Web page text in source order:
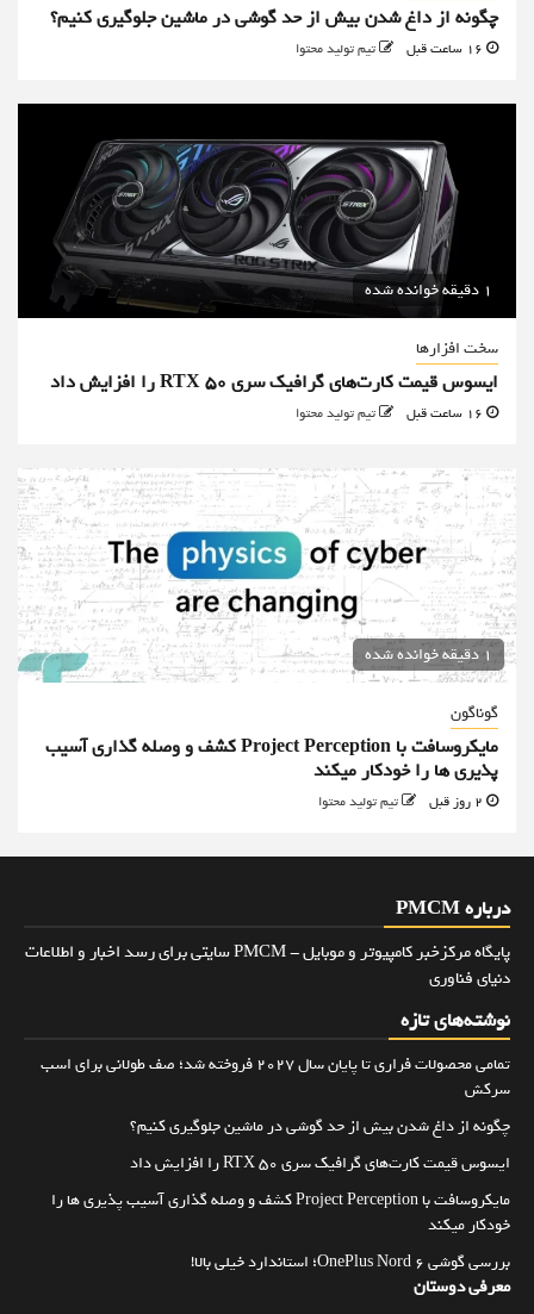
چگونه از داغ شدن بیش از حد گوشی در ماشین جلوگیری کنیم؟
تیم تولید محتوا
1 دقیقه خوانده شده
سخت افزارها
ایسوس قیمت کارت‌های گرافیک سری RTX 50 را افزایش داد
تیم تولید محتوا
1 دقیقه خوانده شده
گوناگون
مایکروسافت با Project Perception کشف و وصله گذاری آسیب
پذیری ها را خودکار میکند
تیم تولید محتوا
درباره PMCM
پایگاه مرکزخبر کامپیوتر و موبایل - PMCM سایتی برای رسد اخبار و اطلاعات
دنیای فناوری
نوشته‌های تازه
تمامی محصولات فراری تا پایان سال ۲۰۲۷ فروخته شد؛ صف طولانی برای اسب
سرکش
چگونه از داغ شدن بیش از حد گوشی در ماشین جلوگیری کنیم؟
ایسوس قیمت کارت‌های گرافیک سری RTX 50 را افزایش داد
مایکروسافت با Project Perception کشف و وصله گذاری آسیب پذیری ها را
خودکار میکند
بررسی گوشی OnePlus Nord 6؛ استاندارد خیلی بالا!
معرفی دوستان